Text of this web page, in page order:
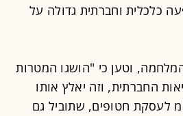
כלכלית וחברתית גדולה על
וטען כי "הושגו המטרות
החברתית, וזה יאלץ אותו
לעסקת חטופים, שתוביל גם